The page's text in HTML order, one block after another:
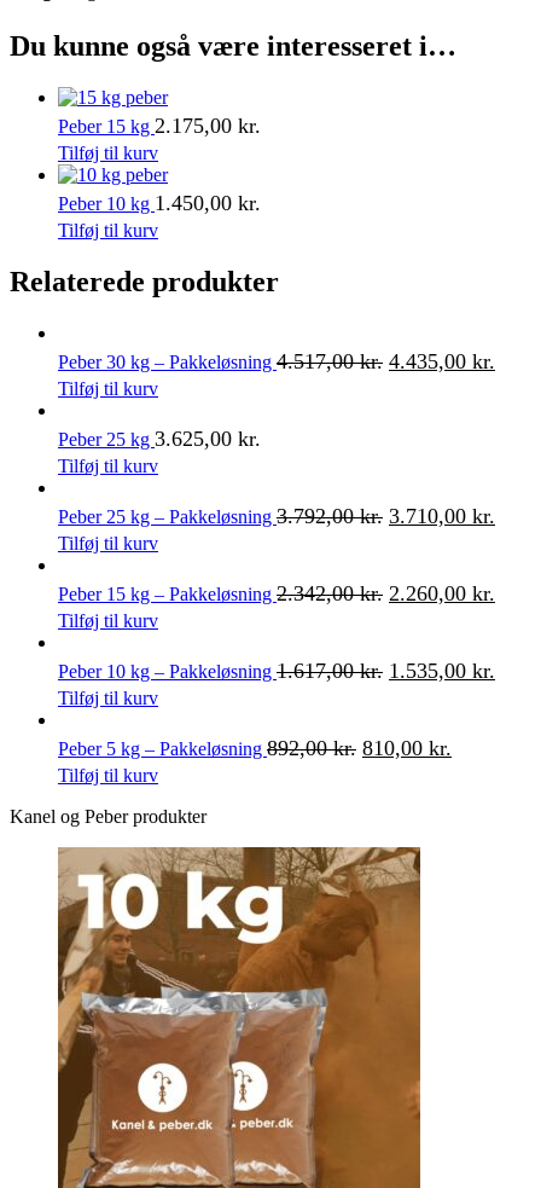
Du kunne også være interesseret i…
Peber 15 kg 2.175,00 kr.
Tilføj til kurv
Peber 10 kg 1.450,00 kr.
Tilføj til kurv
Relaterede produkter
Peber 30 kg – Pakkeløsning 4.517,00kr. 4.435,00 kr.
Tilføj til kurv
Peber 25 kg 3.625,00 kr.
Tilføj til kurv
Peber 25 kg – Pakkeløsning 3.792,00kr. 3.710,00 kr.
Tilføj til kurv
Peber 15 kg – Pakkeløsning 2.342,00kr. 2.260,00 kr.
Tilføj til kurv
Peber 10 kg – Pakkeløsning 1.617,00kr. 1.535,00 kr.
Tilføj til kurv
Peber 5 kg – Pakkeløsning 892,00kr. 810,00 kr.
Tilføj til kurv
Kanel og Peber produkter